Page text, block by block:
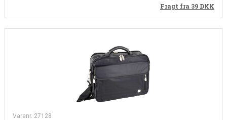
Fragt fra 39 DKK
Varenr. 27128